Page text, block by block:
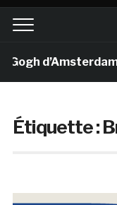
d’Amsterdam
Étiquette :